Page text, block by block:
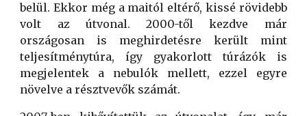
belül. Ekkor még a maitól eltérő, kissé rövidebb
volt az útvonal. 2000-től kezdve már
országosan is meghirdetésre került mint
teljesítménytúra, így gyakorlott túrázók is
megjelentek a nebulók mellett, ezzel egyre
növelve a résztvevők számát.